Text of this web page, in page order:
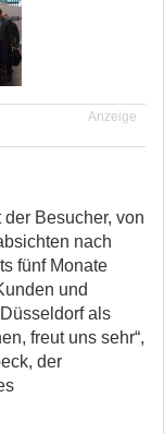
Anzeige
Besucher, von
nach
fünf Monate
und
als
freut uns sehr“,
der